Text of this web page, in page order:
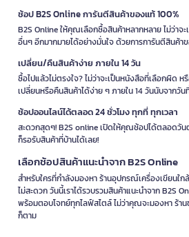
ช้อป B2S Online การันตีสินค้าของแท้ 100%
B2S Online ให้คุณเลือกซื้อสินค้าหลากหลาย ไม่ว่าจ
อื่นๆ อีกมากมายได้อย่างมั่นใจ ด้วยการการันตีสินค้า
เปลี่ยน/คืนสินค้าง่าย ภายใน 14 วัน
ซื้อไปแล้วไม่ตรงใจ? ไม่ว่าจะเป็นหนังสือที่เลือกผิด
เปลี่ยนหรือคืนสินค้าได้ง่าย ๆ ภายใน 14 วันนับจากวัน
ช้อปออนไลน์ได้ตลอด 24 ชั่วโมง ทุกที่ ทุกเวลา
สะดวกสุดๆ! B2S online เปิดให้คุณช้อปได้ตลอดวัน
ก็รอรับสินค้าที่บ้านได้เลย!
เลือกช้อปสินค้าแนะนำจาก B2S Online
สำหรับใครที่กำลังมองหา ร้านอุปกรณ์เครื่องเขียนใก
ไม่สะดวก วันนี้เราได้รวบรวมสินค้าแนะนำจาก B2S
พร้อมตอบโจทย์ทุกไลฟ์สไตล์ ไม่ว่าคุณจะมองหา ร้า
ก็ตาม